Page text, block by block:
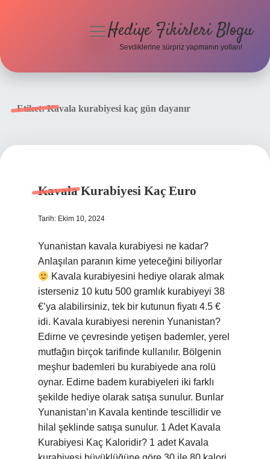
menüyüHediye Fikirleri Blogu
Sevdiklerine sürpriz yapmanın yolları!
Etiket:Kavala kurabiyesi kaç gün dayanır
Kavala Kurabiyesi Kaç Euro
Tarih: Ekim 10, 2024
Yunanistan kavala kurabiyesi ne kadar?
Anlaşılan paranın kime yeteceğini biliyorlar
Kavala kurabiyesini hediye olarak almak
isterseniz 10 kutu 500 gramlık kurabiyeyi 38
€’ya alabilirsiniz, tek bir kutunun fiyatı 4.5 €
idi. Kavala kurabiyesi nerenin Yunanistan?
Edirne ve çevresinde yetişen bademler, yerel
mutfağın birçok tarifinde kullanılır. Bölgenin
meşhur bademleri bu kurabiyede ana rolü
oynar. Edirne badem kurabiyeleri iki farklı
şekilde hediye olarak satışa sunulur. Bunlar
Yunanistan’ın Kavala kentinde tescillidir ve
hilal şeklinde satışa sunulur. 1 Adet Kavala
Kurabiyesi Kaç Kaloridir? 1 adet Kavala